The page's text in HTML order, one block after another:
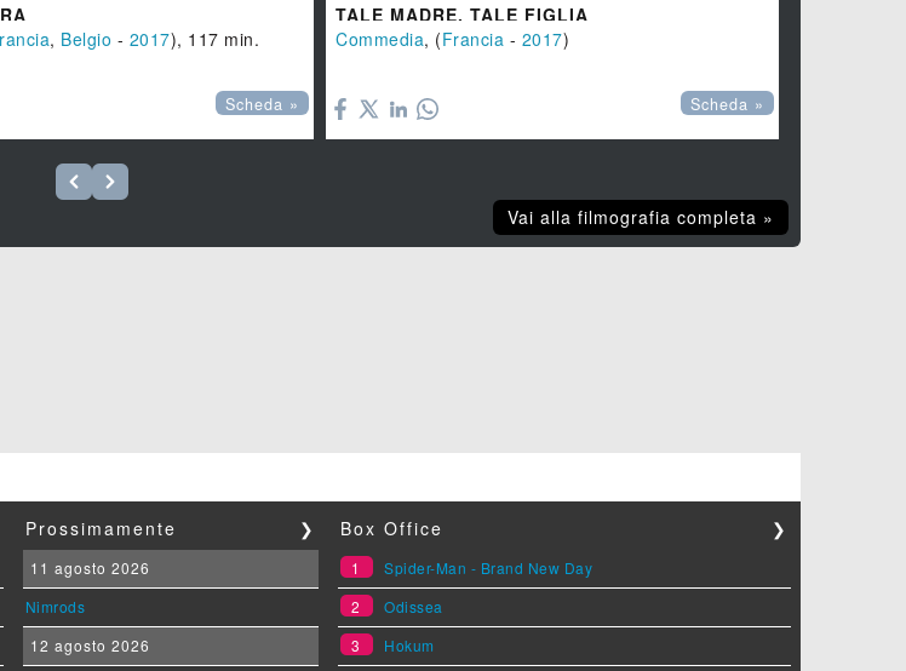
, Belgio - 2017), 117 min.
Scheda »
TALE MADRE, TALE FIGLIA
Commedia, (Francia - 2017)
Scheda »
Vai alla filmografia completa »
Prossimamente ❯
11 agosto 2026
Nimrods
12 agosto 2026
Box Office ❯
1
Spider-Man - Brand New Day
2
Odissea
3
Hokum